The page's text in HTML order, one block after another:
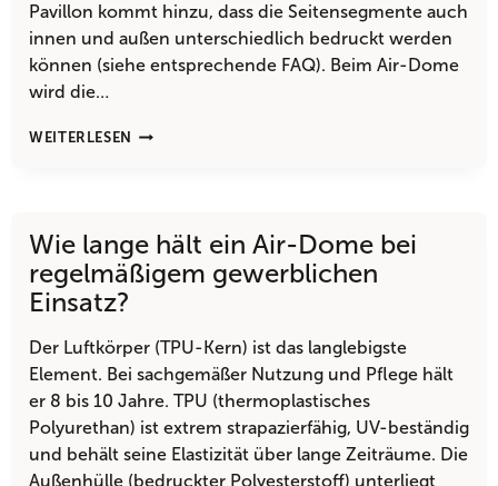
Pavillon kommt hinzu, dass die Seitensegmente auch
innen und außen unterschiedlich bedruckt werden
können (siehe entsprechende FAQ). Beim Air-Dome
wird die…
WEITERLESEN
KANN
ODER
AIR-
DOME
LASSEN?
Wie lange hält ein Air-Dome bei
regelmäßigem gewerblichen
Einsatz?
Der Luftkörper (TPU-Kern) ist das langlebigste
Element. Bei sachgemäßer Nutzung und Pflege hält
er 8 bis 10 Jahre. TPU (thermoplastisches
Polyurethan) ist extrem strapazierfähig, UV-beständig
und behält seine Elastizität über lange Zeiträume. Die
Außenhülle (bedruckter Polyesterstoff) unterliegt